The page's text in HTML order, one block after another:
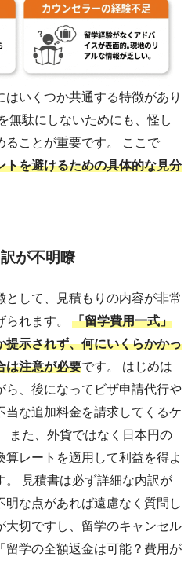
いくつか共通する特徴があり
無駄にしないためにも、怪し
ることが重要です。 ここで
トを避けるための具体的な見分
が不明瞭
して、見積もりの内容が非常
られます。 「留学費用一式」
提示されず、何にいくらかかっ
は注意が必要です。 はじめは
ら、後になってビザ申請代行や
当な追加料金を請求してくるケ
また、外貨ではなく日本円の
レートを適用して利益を得よ
。 見積書は必ず詳細な内訳が
な点があれば遠慮なく質問し
大切ですし、留学のキャンセル
留学の全額返金は可能？費用が